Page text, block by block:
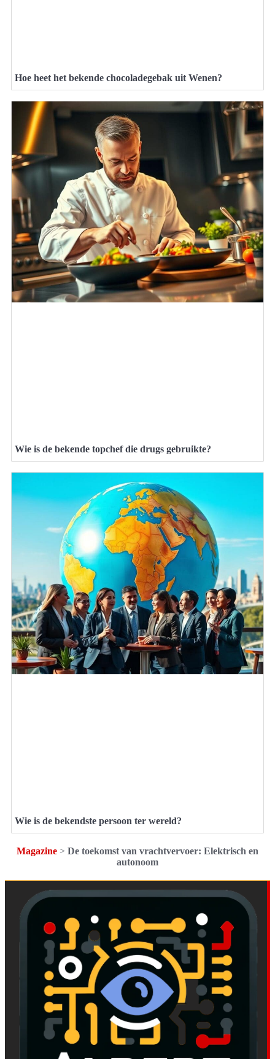
Hoe heet het bekende chocoladegebak uit Wenen?
Wie is de bekende topchef die drugs gebruikte?
Wie is de bekendste persoon ter wereld?
Magazine > De toekomst van vrachtvervoer: Elektrisch en
autonoom